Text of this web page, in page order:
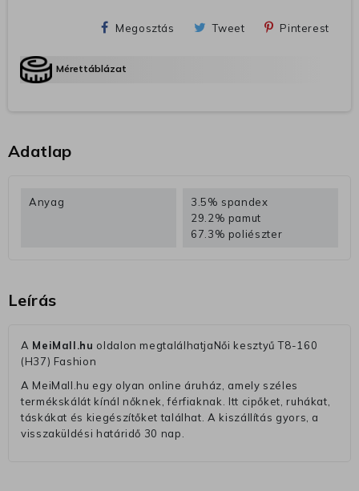
Megosztás Tweet Pinterest
Mérettáblázat
Adatlap
Anyag
3.5% spandex
29.2% pamut
67.3% poliészter
Leírás
A MeiMall.hu oldalon megtalálhatjaNői kesztyű T8-160
(H37) Fashion
A MeiMall.hu egy olyan online áruház, amely széles
termékskálát kínál nőknek, férfiaknak. Itt cipőket, ruhákat,
táskákat és kiegészítőket találhat. A kiszállítás gyors, a
visszaküldési határidő 30 nap.